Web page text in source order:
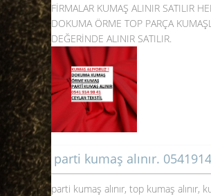
FİRMALAR KUMAŞ ALINIR SATILIR
DOKUMA ÖRME TOP PARÇA
DEĞERİNDE ALINIR SATILIR.
parti kumaş alınır.
parti kumaş alınır, top kumaş alınır,